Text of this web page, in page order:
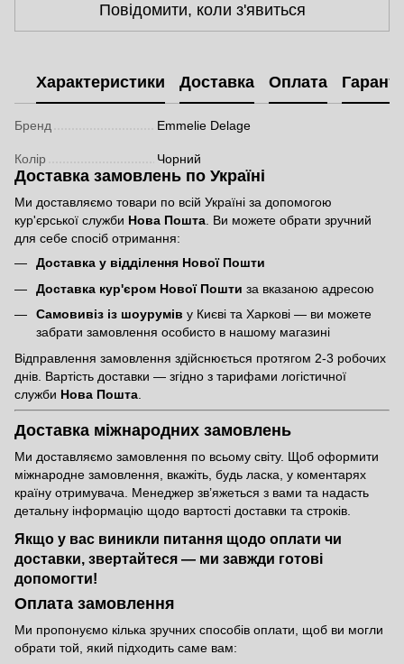
Повідомити, коли з'явиться
Характеристики Доставка Оплата
Бренд Emmelie Delage
Колір Чорний
Доставка замовлень по Україні
Ми доставляємо товари по всій Україні за допомогою
кур'єрської служби Нова Пошта. Ви можете обрати зручний
для себе спосіб отримання:
Доставка у відділення Нової Пошти
Доставка кур'єром Нової Пошти за вказаною адресою
Самовивіз із шоурумів у Києві та Харкові — ви можете
забрати замовлення особисто в нашому магазині
Відправлення замовлення здійснюється протягом 2-3 робочих
днів. Вартість доставки — згідно з тарифами логістичної
служби Нова Пошта
Доставка міжнародних замовлень
Ми доставляємо замовлення по всьому світу. Щоб оформити
міжнародне замовлення, вкажіть, будь ласка, у коментарях
країну отримувача. Менеджер зв’яжеться з вами та надасть
детальну інформацію щодо вартості доставки та строків.
Якщо у вас виникли питання щодо оплати чи
доставки, звертайтеся — ми завжди готові
допомогти!
Оплата замовлення
Ми пропонуємо кілька зручних способів оплати, щоб ви могли
обрати той, який підходить саме вам: